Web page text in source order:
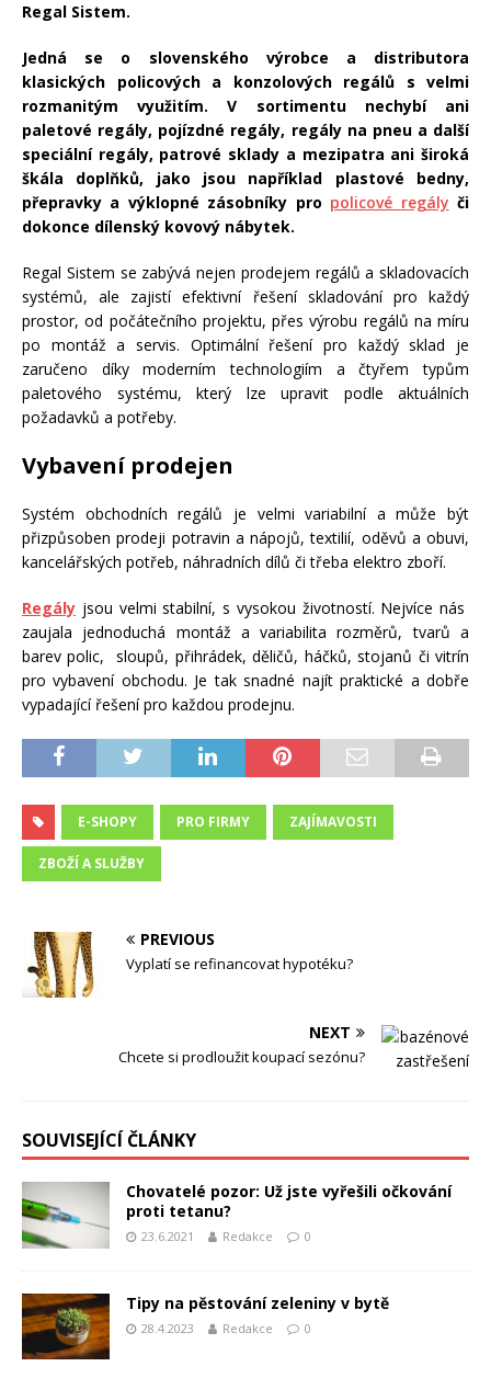
Regal Sistem.
Jedná se o slovenského výrobce a distributora
klasických policových a konzolových regálů s velmi
rozmanitým využitím. V sortimentu nechybí ani
paletové regály, pojízdné regály, regály na pneu a další
speciální regály, patrové sklady a mezipatra ani široká
škála doplňků, jako jsou například plastové bedny,
přepravky a výklopné zásobníky pro policové regály či
dokonce dílenský kovový nábytek.
Regal Sistem se zabývá nejen prodejem regálů a skladovacích
systémů, ale zajistí efektivní řešení skladování pro každý
prostor, od počátečního projektu, přes výrobu regálů na míru
po montáž a servis. Optimální řešení pro každý sklad je
zaručeno díky
moderním technologiím a čtyřem typům
paletového systému, který lze upravit podle aktuálních
požadavků a potřeby.
Vybavení prodejen
Systém obchodních regálů je velmi variabilní a může být
přizpůsoben prodeji potravin a nápojů, textilií, oděvů a obuvi,
kancelářských potřeb, náhradních dílů či třeba elektro zboří.
Regály jsou velmi stabilní, s vysokou životností. Nejvíce nás
zaujala jednoduchá montáž a variabilita rozměrů, tvarů a
barev polic, sloupů, přihrádek, děličů, háčků, stojanů či vitrín
pro vybavení obchodu. Je tak snadné najít praktické a dobře
vypadající řešení pro každou prodejnu.
E-SHOPY PRO FIRMY ZAJÍMAVOSTI
ZBOŽÍ A SLUŽBY
PREVIOUS
Vyplatí se refinancovat hypotéku?
NEXT
Chcete si prodloužit koupací sezónu?
SOUVISEJÍCÍ ČLÁNKY
Chovatelé pozor: Už jste vyřešili očkování
proti tetanu?
23.6.2021 Redakce 0
Tipy na pěstování zeleniny v bytě
28.4.2023 Redakce 0